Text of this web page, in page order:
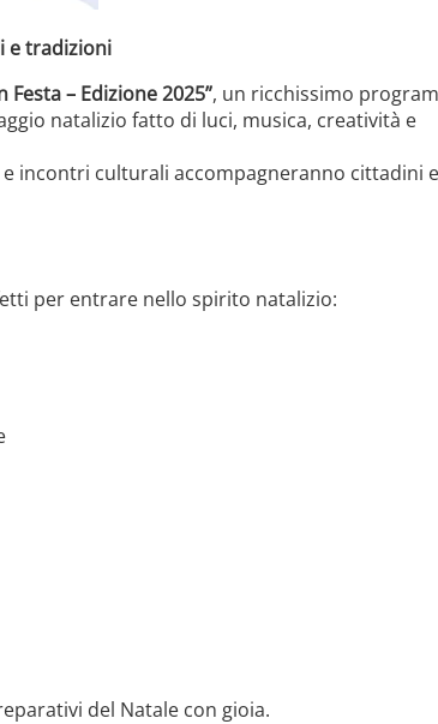
e tradizioni
Festa – Edizione 2025”, un ricchissimo
natalizio fatto di luci, musica, creatività e
incontri culturali accompagneranno cittadini e
per entrare nello spirito natalizio:
del Natale con gioia.